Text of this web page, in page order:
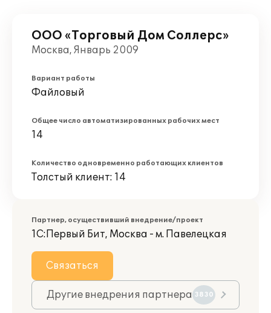
ООО «Торговый Дом Соллерс»
Москва, Январь 2009
Вариант работы
Файловый
Общее число автоматизированных рабочих мест
14
Количество одновременно работающих клиентов
Толстый клиент: 14
Партнер, осуществивший внедрение/проект
1С:Первый Бит, Москва - м. Павелецкая
Связаться
Другие внедрения партнера 3830